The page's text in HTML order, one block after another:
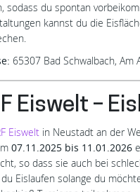
sodass du spontan
kannst du die
65307 Bad Schwalbach, Am
Eiswelt –
Eiswelt in Neustadt an der
07.11.2025 bis 11.01.2026
so dass sie auch bei
Eislaufen solange du